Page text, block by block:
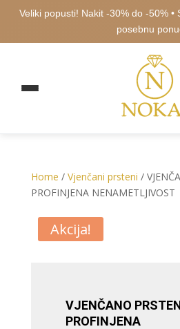
Veliki popusti! Nakit -30% do -50% •
posebnu
Home / Vjenčani prsteni /
PROFINJENA NENAMETLJIVOST
Akcija!
VJENČANO
PROFINJENA